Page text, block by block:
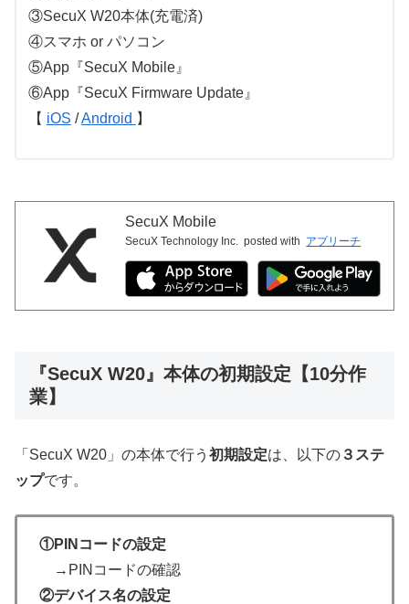
③SecuX W20本体(充電済)
④スマホ or パソコン
⑤App『SecuX Mobile』
⑥App『SecuX Firmware Update』
【 iOS /Android 】
SecuX Mobile
SecuX Technology Inc. posted with アプリーチ
『SecuX W20』本体の初期設定【10分作
業】
「SecuX W20」の本体で行う 初期設定は、以下の ３ステ
ップです。
①PINコードの設定
→PINコードの確認
②デバイス名の設定